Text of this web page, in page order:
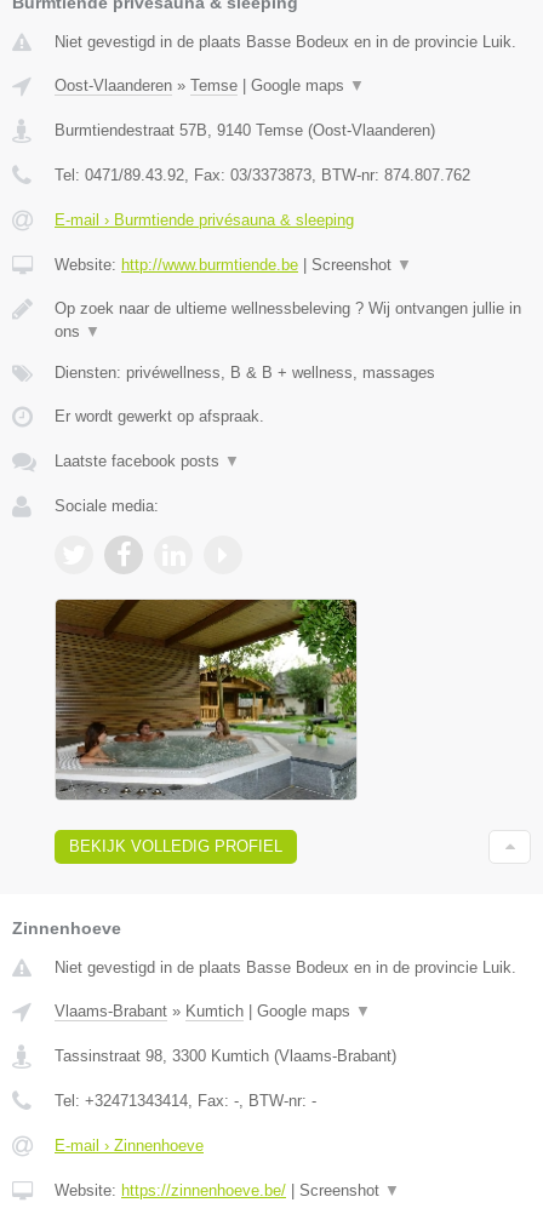
Niet gevestigd in de plaats Basse Bodeux en in de provincie Luik.
Oost-Vlaanderen » Temse Google maps ▼
Burmtiendestraat 57B, 9140 Temse (Oost-Vlaanderen)
Tel: 0471/89.43.92, Fax: 03/3373873, BTW-nr: 874.807.762
E-mail › Burmtiende privésauna & sleeping
Website: http://www.burmtiende.be Screenshot ▼
Op zoek naar de ultieme wellnessbeleving ? Wij ontvangen jullie in
ons ▼
Diensten: privéwellness, B & B + wellness, massages
Er wordt gewerkt op afspraak.
Laatste facebook posts ▼
Sociale media:
BEKIJK VOLLEDIG PROFIEL
Zinnenhoeve
Niet gevestigd in de plaats Basse Bodeux en in de provincie Luik.
Vlaams-Brabant » Kumtich Google maps ▼
Tassinstraat 98, 3300 Kumtich (Vlaams-Brabant)
Tel: +32471343414, Fax: -, BTW-nr: -
E-mail › Zinnenhoeve
Website: https://zinnenhoeve.be/ Screenshot ▼